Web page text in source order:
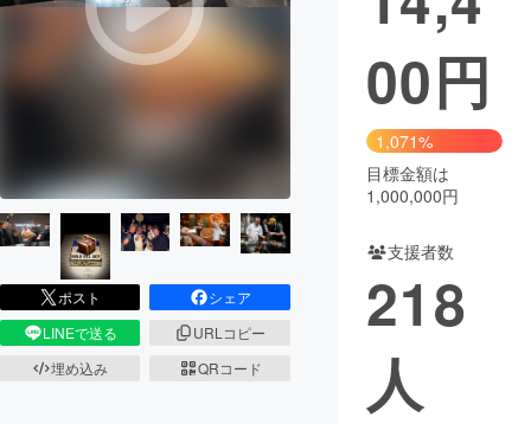
ビジネス・起業 チャレンジ
まちづくり・地域活性化
CAMPFIRE for Social Good
CAMPFIRE Creation
CAMPFIREふるさと納税machi-ya コミュニティ
ポスト
シェア
LINEで送る
URLコピー
埋め込み
QRコード
00円
1,071%
目標金額は
1,000,000円
支援者数
218
人